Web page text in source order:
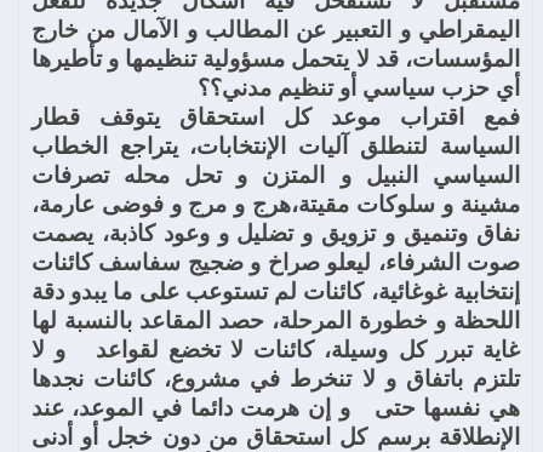
اليمقراطي و التعبير عن المطالب و الآمال من خارج
المؤسسات، قد لا يتحمل مسؤولية تنظيمها و تأطيرها
أي حزب سياسي أو تنظيم مدني؟؟
فمع اقتراب موعد كل استحقاق يتوقف قطار
السياسة لتنطلق آليات الإنتخابات، يتراجع الخطاب
السياسي النبيل و المتزن و تحل محله تصرفات
مشينة و سلوكات مقيتة،هرج و مرج و فوضى عارمة،
نفاق وتنميق و تزويق و تضليل و وعود كاذبة، يصمت
صوت الشرفاء، ليعلو صراخ و ضجيج سفاسف كائنات
إنتخابية غوغائية، كائنات لم تستوعب على ما يبدو دقة
اللحظة و خطورة المرحلة، حصد المقاعد بالنسبة لها
غاية تبرر كل وسيلة، كائنات لا تخضع لقواعد و لا
تلتزم باتفاق و لا تنخرط في مشروع، كائنات نجدها
هي نفسها حتى و إن هرمت دائما في الموعد، عند
الإنطلاقة برسم كل استحقاق من دون خجل أو أدنى